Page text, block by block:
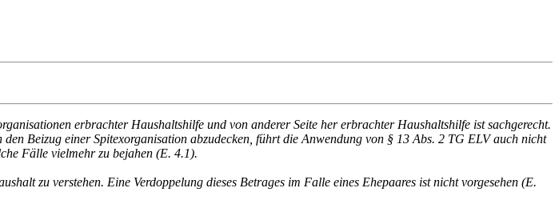
erbrachter Haushaltshilfe und von anderer Seite her erbrachter Haushaltshilfe ist sachgerecht.
Beizug einer Spitexorganisation abzudecken, führt die Anwendung von § 13 Abs. 2 TG ELV auch nicht
Fälle vielmehr zu bejahen (E. 4.1).
zu verstehen. Eine Verdoppelung dieses Betrages im Falle eines Ehepaares ist nicht vorgesehen (E.